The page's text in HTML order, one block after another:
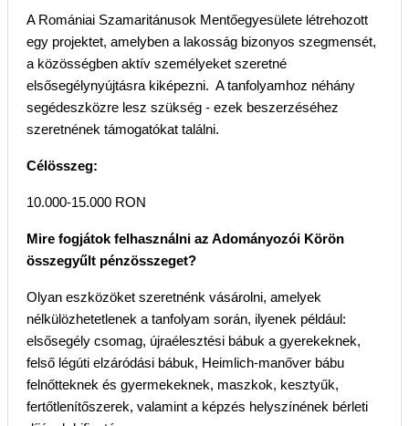
A Romániai Szamaritánusok Mentőegyesülete létrehozott
egy projektet, amelyben a lakosság bizonyos szegmensét,
a közösségben aktív személyeket szeretné
elsősegélynyújtásra kiképezni. A tanfolyamhoz néhány
segédeszközre lesz szükség - ezek beszerzéséhez
szeretnének támogatókat találni.
Célösszeg:
10.000-15.000 RON
Mire fogjátok felhasználni az Adományozói Körön
összegyűlt pénzösszeget?
Olyan eszközöket szeretnénk vásárolni, amelyek
nélkülözhetetlenek a tanfolyam során, ilyenek például:
elsősegély csomag, újraélesztési bábuk a gyerekeknek,
felső légúti elzáródási bábuk, Heimlich-manőver bábu
felnőtteknek és gyermekeknek, maszkok, kesztyűk,
fertőtlenítőszerek, valamint a képzés helyszínének bérleti